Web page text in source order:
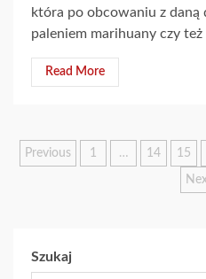
która po obcowaniu z daną
paleniem marihuany czy
Read More
Stronicowanie
Previous 1 … 14 15
Szukaj